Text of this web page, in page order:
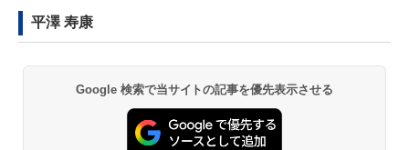
平澤 寿康
Google 検索で当サイトの記事を優先表示させる